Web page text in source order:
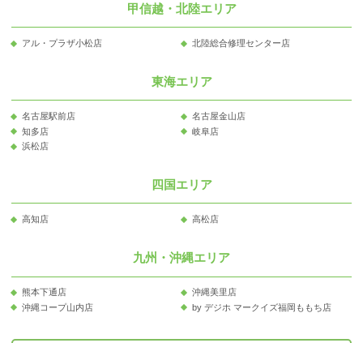
甲信越・北陸エリア
アル・プラザ小松店 北陸総合修理センター店
東海エリア
名古屋駅前店
名古屋金山店
知多店
岐阜店
浜松店
四国エリア
高知店 高松店
九州・沖縄エリア
熊本下通店
沖縄美里店
沖縄コープ山内店
by デジホ マークイズ福岡ももち店